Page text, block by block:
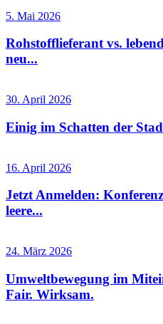
5. Mai 2026
Rohstofflieferant vs.
neu...
30. April 2026
Einig im Schatten der
16. April 2026
Jetzt Anmelden:
leere...
24. März 2026
Umweltbewegung im
Fair. Wirksam.